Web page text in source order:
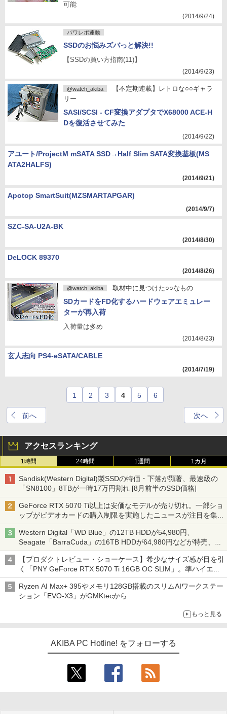
可能
(2014/9/24)
パワレポ連動
SSDのお悩みズバっと解決!!
【SSDの買い方指南(11)】
(2014/9/23)
@watch_akiba
【不定期連載】レトロな○○ギャラ
リー
SASI/SCSI - CF変換アダプタでX68000 ACE-H
Dを復活させてみた
(2014/9/22)
アユート/ProjectM mSATA SSD→Half Slim SATA変換基板(MS
ATA2HALFS)
(2014/9/21)
Apotop SmartSuit(MZSMARTAPGAR)
(2014/9/7)
SZC-SA-U2A-BK
(2014/8/30)
DeLOCK 89370
(2014/8/26)
@watch_akiba 取材中に見つけた○○なもの
SDカードをFD化するハードウェアエミュレー
ターが再入荷
入荷量は多め
(2014/8/23)
玄人志向 PS4-eSATA/CABLE
(2014/7/19)
前へ
1 2 3 4 5 6
次へ
アクセスランキング
1時間 24時間 1週間 1カ月
Sandisk(Western Digital)製SSDの特価・下落が顕著、最速級の
「SN8100」8TBが一時17万円割れ [8月前半のSSD価格]
GeForce RTX 5070 Ti以上は安価なモデルが売り切れ。一部ショ
ップがビデオカードの購入制限を実施したニュースが注目を集め
る AKIBA PC Hotline! 先週のアクセスランキング 26年7月27日～
26年8月3日
Western Digital「WD Blue」の12TB HDDが54,980円、
Seagate「BarraCuda」の16TB HDDが64,980円などが特売、
NAS・ビジネス向けは上昇傾向 [8月前半のHDD価格]
【プロダクトレビュー・ショーケース】希少なサイズ感が目を引
く「PNY GeForce RTX 5070 Ti 16GB OC SLIM」。準ハイエン
ドでも2スロット厚で長さ30cm切り！スリムボディでもパフォ
ーマンスと冷却は万全 text by 内田 泰仁
Ryzen AI Max+ 395やメモリ128GB搭載のスリムAIワークステー
ション「EVO-X3」がGMKtecから
もっと見る
AKIBA PC Hotline! をフォローする